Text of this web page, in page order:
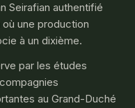
Seirafian authentifié
une production
à un dixième.
par les études
au Grand-Duché